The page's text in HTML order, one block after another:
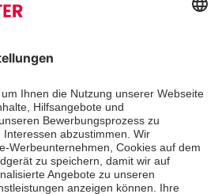
Hilfe-Kurse
Jobs
Ehrenamt